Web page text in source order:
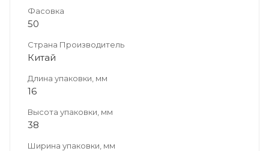
Фасовка
50
Страна Производитель
Китай
Длина упаковки, мм
16
Высота упаковки, мм
38
Ширина упаковки, мм